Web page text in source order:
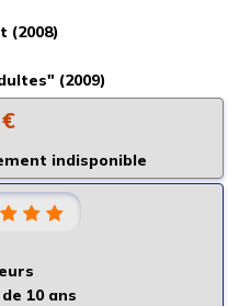
(2008)
(2009)
indisponible
10 ans